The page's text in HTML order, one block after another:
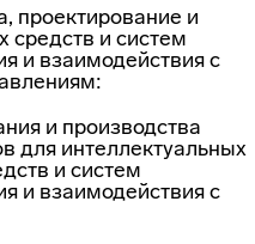
проектирование и
средств и систем
и взаимодействия с
и производства
для интеллектуальных
и систем
и взаимодействия с